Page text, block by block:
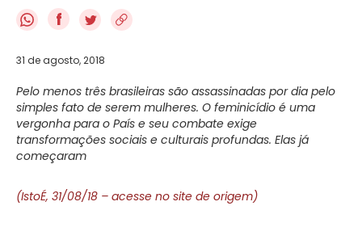
f
31 de agosto, 2018
Pelo menos três brasileiras são assassinadas por dia pelo
simples fato de serem mulheres. O feminicídio é uma
vergonha para o País e seu combate exige
transformações sociais e culturais profundas. Elas já
começaram
(IstoÉ, 31/08/18 – acesse no site de origem)